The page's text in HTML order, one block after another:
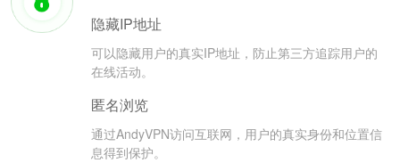
隐藏IP地址
可以隐藏用户的真实IP地址，防止第三方追踪用户的
在线活动。
匿名浏览
通过AndyVPN访问互联网，用户的真实身份和位置信
息得到保护。